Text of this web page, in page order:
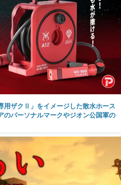
用ザクⅡ」をイメージした散水ホース
のパーソナルマークやジオン公国軍の